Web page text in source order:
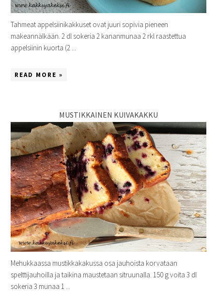
Tahmeat appelsiinikakkuset ovat juuri sopivia pieneen
makeannälkään. 2 dl sokeria 2 kananmunaa 2 rkl raastettua
appelsiinin kuorta (2 ...
READ MORE »
MUSTIKKAINEN KUIVAKAKKU
Mehukkaassa mustikkakakussa osa jauhoista korvataan
spelttijauhoilla ja taikina maustetaan sitruunalla. 150 g voita 3 dl
sokeria 3 munaa 1 ...